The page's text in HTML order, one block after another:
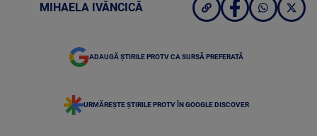
MIHAELA IVĂNCICĂ
ADAUGĂ ȘTIRILE PROTV CA SURSĂ PREFERATĂ
URMĂREȘTE ȘTIRILE PROTV ÎN GOOGLE DISCOVER